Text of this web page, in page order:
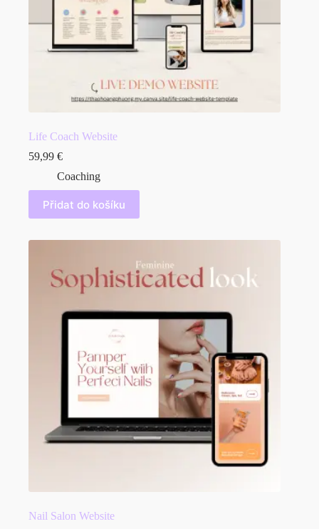
Life Coach Website
59,99 €
Coaching
Přidat do košíku
Nail Salon Website